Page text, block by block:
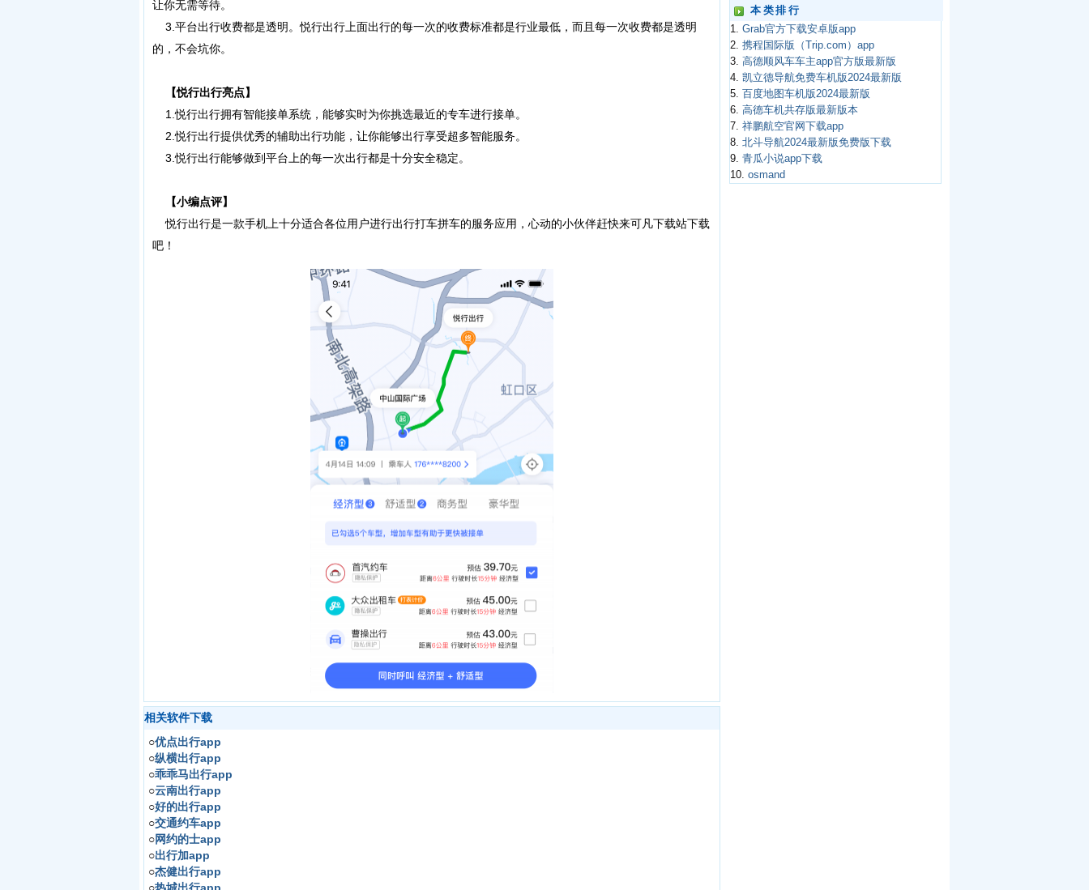
让你无需等待。
3.平台出行收费都是透明。悦行出行上面出行的每一次的收费标准都是行业最低，而且每一次收费都是透明
的，不会坑你。
【悦行出行亮点】
1.悦行出行拥有智能接单系统，能够实时为你挑选最近的专车进行接单。
2.悦行出行提供优秀的辅助出行功能，让你能够出行享受超多智能服务。
3.悦行出行能够做到平台上的每一次出行都是十分安全稳定。
【小编点评】
悦行出行是一款手机上十分适合各位用户进行出行打车拼车的服务应用，心动的小伙伴赶快来可凡下载站下载
吧！
相关软件下载
○优点出行app
○纵横出行app
○乖乖马出行app
○云南出行app
○好的出行app
○交通约车app
○网约的士app
○出行加app
○杰健出行app
本类排行
1. Grab官方下载安卓版app
2. 携程国际版（Trip.com）app
3. 高德顺风车车主app官方版最新版
4. 凯立德导航免费车机版2024最新版
5. 百度地图车机版2024最新版
6. 高德车机共存版最新版本
7. 祥鹏航空官网下载app
8. 北斗导航2024最新版免费版下载
9. 青瓜小说app下载
10. osmand